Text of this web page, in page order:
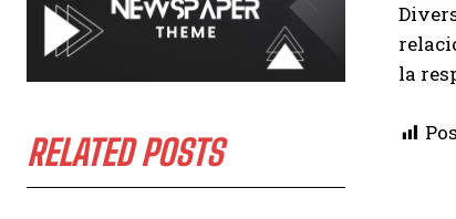
RELATED POSTS
la